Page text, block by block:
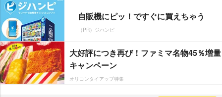
自販機にピッ！ですぐに買えちゃう
（PR）ジハンピ
大好評につき再び！ファミマ名物45％増量
キャンペーン
オリコンタイアップ特集